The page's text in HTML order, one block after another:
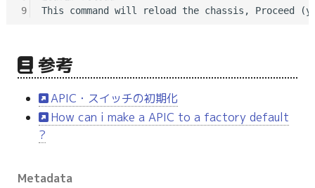
Metadata
9
参考
APIC・スイッチの初期化
How can i make a APIC to a factory default
?